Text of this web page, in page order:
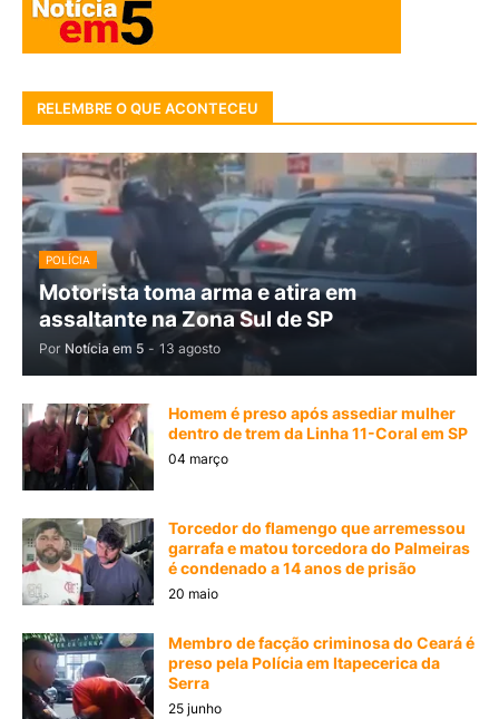
RELEMBRE O QUE ACONTECEU
POLÍCIA
Motorista toma arma e atira em
assaltante na Zona Sul de SP
Por Notícia em 5 - 13 agosto
Homem é preso após assediar mulher
dentro de trem da Linha 11-Coral em SP
04 março
Torcedor do flamengo que arremessou
garrafa e matou torcedora do Palmeiras
é condenado a 14 anos de prisão
20 maio
Membro de facção criminosa do Ceará é
preso pela Polícia em Itapecerica da
Serra
25 junho